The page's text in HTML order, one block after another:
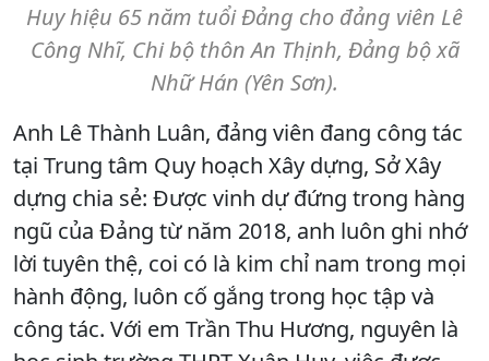
Huy hiệu 65 năm tuổi Đảng cho đảng viên Lê
Công Nhĩ, Chi bộ thôn An Thịnh, Đảng bộ xã
Nhữ Hán (Yên Sơn).
Anh Lê Thành Luân, đảng viên đang công tác
tại Trung tâm Quy hoạch Xây dựng, Sở Xây
dựng chia sẻ: Được vinh dự đứng trong hàng
ngũ của Đảng từ năm 2018, anh luôn ghi nhớ
lời tuyên thệ, coi có là kim chỉ nam trong mọi
hành động, luôn cố gắng trong học tập và
công tác. Với em Trần Thu Hương, nguyên là